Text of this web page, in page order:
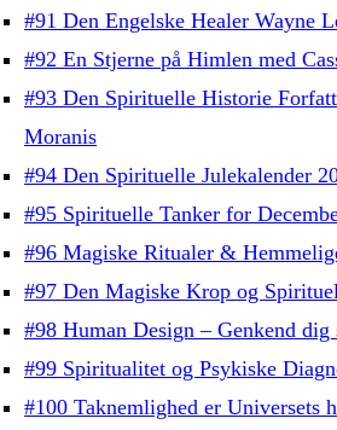
#91 Den Engelske Healer Wayne
#92 En Stjerne på Himlen med
#93 Den Spirituelle Historie
Moranis
#94 Den Spirituelle Julekalender
#95 Spirituelle Tanker for
#96 Magiske Ritualer &
#97 Den Magiske Krop og
#98 Human Design – Genkend dig
#99 Spiritualitet og Psykiske
#100 Taknemlighed er Universets